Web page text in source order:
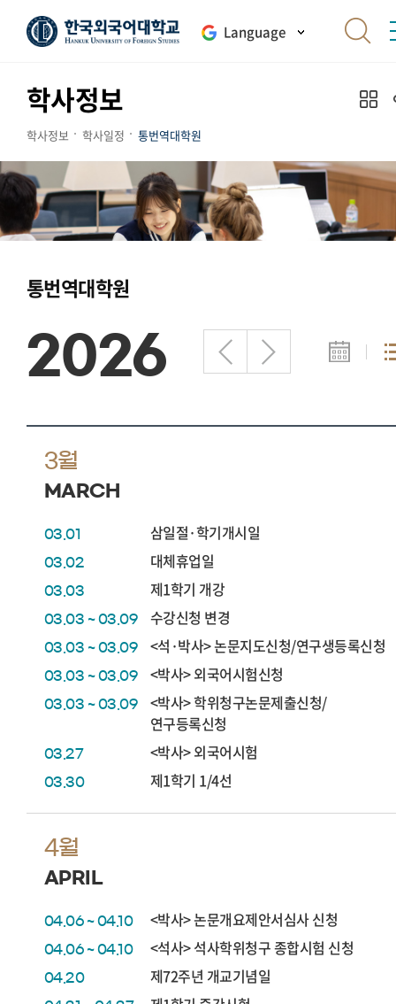
Language
학사정보
학사정보 학사일정 통번역대학원
통번역대학원
2026
3월
MARCH
03.01 삼일절·학기개시일
03.02 대체휴업일
03.03 제1학기 개강
03.03 ~ 03.09 수강신청 변경
03.03 ~ 03.09 <석·박사> 논문지도신청/연구생등록신청
03.03 ~ 03.09 <박사> 외국어시험신청
03.03 ~ 03.09
<박사> 학위청구논문제출신청/
연구등록신청
03.27 <박사> 외국어시험
03.30 제1학기 1/4선
4월
APRIL
04.06 ~ 04.10 <박사> 논문개요제안서심사 신청
04.06 ~ 04.10 <석사> 석사학위청구 종합시험 신청
04.20 제72주년 개교기념일